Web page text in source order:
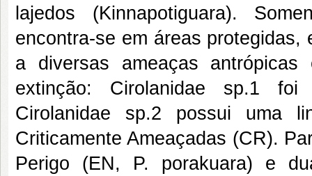
lajedos (Kinnapotiguara).
encontra-se em áreas
a diversas ameaças
extinção: Cirolanidae sp.1 foi
Cirolanidae sp.2 possui uma
Criticamente Ameaçadas (CR).
Perigo (EN, P. porakuara) e